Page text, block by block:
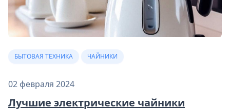
БЫТОВАЯ ТЕХНИКА ЧАЙНИКИ
02 февраля 2024
Лучшие электрические чайники